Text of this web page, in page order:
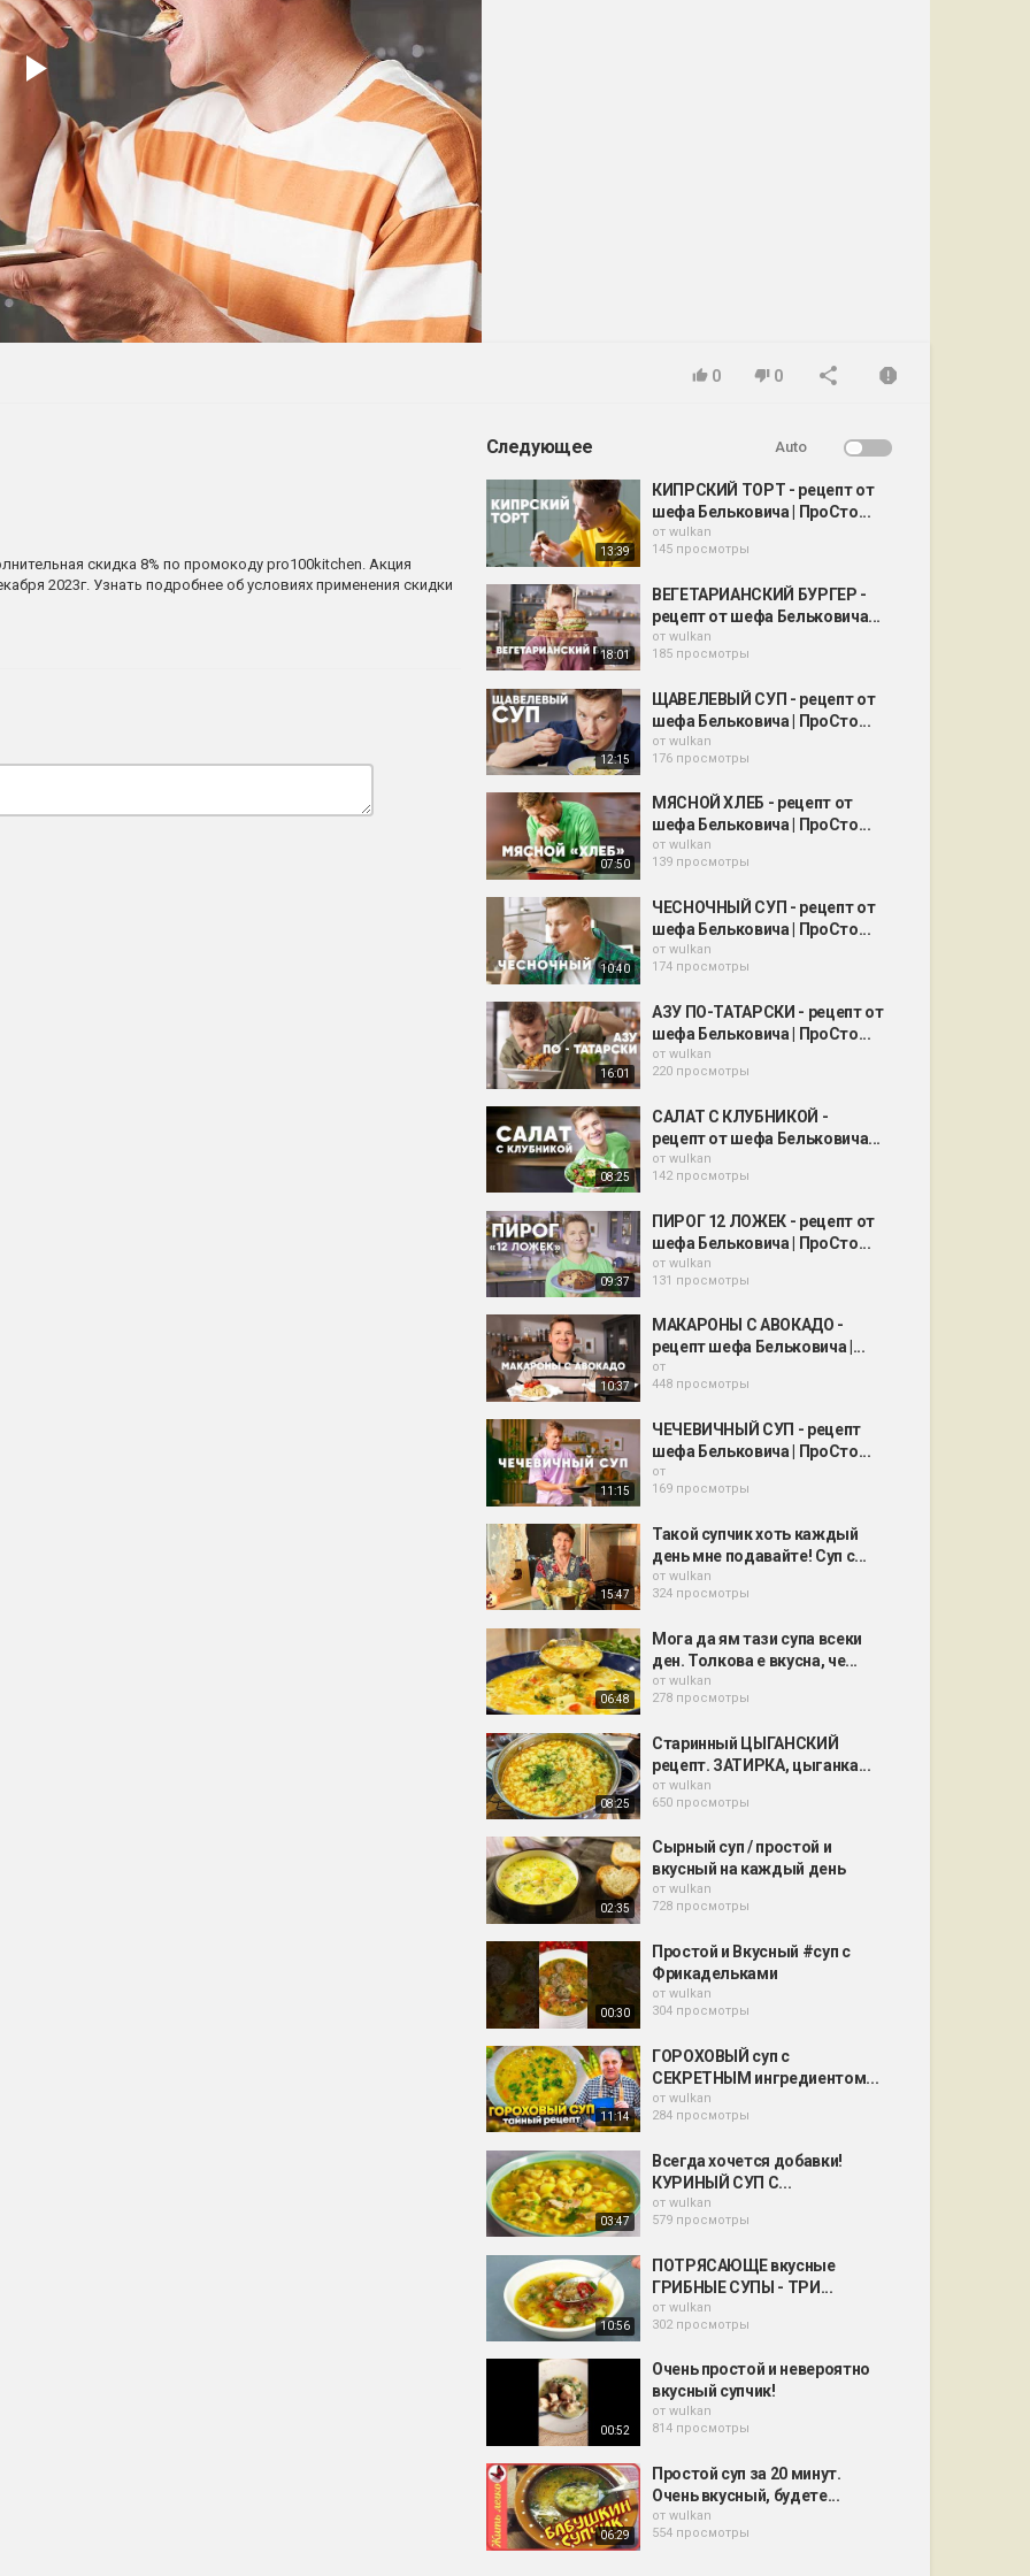
Play
Video
0 0
скидка 8% по промокоду pro100kitchen. Акция
2023г. Узнать подробнее об условиях применения скидки
Следующее Auto
13:39
КИПРСКИЙ ТОРТ - рецепт от
шефа Бельковича | ПроСто...
от wulkan
145 просмотры
18:01
ВЕГЕТАРИАНСКИЙ БУРГЕР -
рецепт от шефа Бельковича...
от wulkan
185 просмотры
12:15
ЩАВЕЛЕВЫЙ СУП - рецепт от
шефа Бельковича | ПроСто...
от wulkan
176 просмотры
07:50
МЯСНОЙ ХЛЕБ - рецепт от
шефа Бельковича | ПроСто...
от wulkan
139 просмотры
10:40
ЧЕСНОЧНЫЙ СУП - рецепт от
шефа Бельковича | ПроСто...
от wulkan
174 просмотры
16:01
АЗУ ПО-ТАТАРСКИ - рецепт от
шефа Бельковича | ПроСто...
от wulkan
220 просмотры
08:25
САЛАТ С КЛУБНИКОЙ -
рецепт от шефа Бельковича...
от wulkan
142 просмотры
09:37
ПИРОГ 12 ЛОЖЕК - рецепт от
шефа Бельковича | ПроСто...
от wulkan
131 просмотры
10:37
МАКАРОНЫ С АВОКАДО -
рецепт шефа Бельковича |...
от
448 просмотры
11:15
ЧЕЧЕВИЧНЫЙ СУП - рецепт
шефа Бельковича | ПроСто...
от
169 просмотры
15:47
Такой супчик хоть каждый
день мне подавайте! Суп с...
от wulkan
324 просмотры
06:48
Мога да ям тази супа всеки
ден. Толкова е вкусна, че...
от wulkan
278 просмотры
08:25
Старинный ЦЫГАНСКИЙ
рецепт. ЗАТИРКА, цыганка...
от wulkan
650 просмотры
02:35
Сырный суп / простой и
вкусный на каждый день
от wulkan
728 просмотры
00:30
Простой и Вкусный #суп с
Фрикадельками
от wulkan
304 просмотры
11:14
ГОРОХОВЫЙ суп с
СЕКРЕТНЫМ ингредиентом...
от wulkan
284 просмотры
03:47
Всегда хочется добавки!
КУРИНЫЙ СУП С...
от wulkan
579 просмотры
10:56
ПОТРЯСАЮЩЕ вкусные
ГРИБНЫЕ СУПЫ - ТРИ...
от wulkan
302 просмотры
00:52
Очень простой и невероятно
вкусный супчик!
от wulkan
814 просмотры
06:29
Простой суп за 20 минут.
Очень вкусный, будете...
от wulkan
554 просмотры